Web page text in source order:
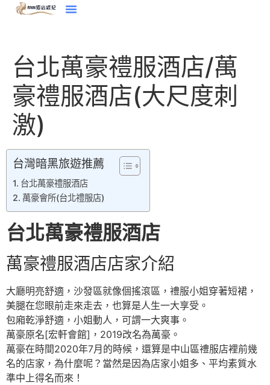
台北萬豪禮服酒店/萬
豪禮服酒店(大尺度刺
激)
台灣暗黑旅遊推薦
台北萬豪禮服酒店
萬豪會所(台北禮服店)
台北萬豪禮服酒店
萬豪禮服酒店店家介紹
大廳明亮舒適，沙發區就像個搖滾區，禮服小姐穿著短裙，
美腿在您眼前走來走去，也算是人生一大享受。
包廂乾淨舒適，小姐動人，可謂一大爽事。
萬豪原名[宏軒會館]，2019改名為萬豪。
萬豪在時間2020年7月的時候，還算是中山區禮服店裡前幾
名的店家，為什麼呢？當然是因為店家小姐多、平均素質水
準中上得名而來！